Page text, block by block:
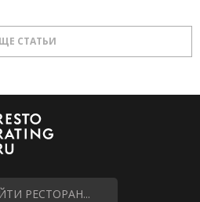
СТАТЬИ
РЕСТОРАН...